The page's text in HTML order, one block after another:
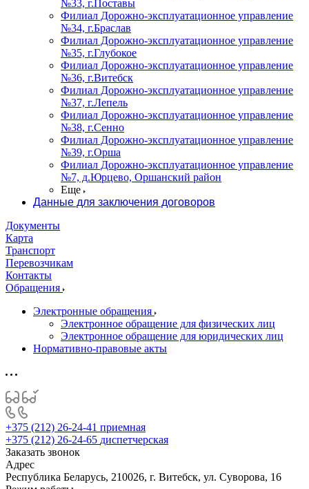
№33, г.Поставы
Филиал Дорожно-эксплуатационное управление
№34, г.Браслав
Филиал Дорожно-эксплуатационное управление
№35, г.Глубокое
Филиал Дорожно-эксплуатационное управление
№36, г.Витебск
Филиал Дорожно-эксплуатационное управление
№37, г.Лепель
Филиал Дорожно-эксплуатационное управление
№38, г.Сенно
Филиал Дорожно-эксплуатационное управление
№39, г.Орша
Филиал Дорожно-эксплуатационное управление
№7, д.Юрцево, Оршанский район
Еще
Данные для заключения договоров
Документы
Карта
Транспорт
Перевозчикам
Контакты
Обращения
Электронные обращения
Электронное обращение для физических лиц
Электронное обращение для юридических лиц
Нормативно-правовые акты
+375 (212) 26-24-41 приемная
+375 (212) 26-24-65 диспетчерская
Заказать звонок
Адрес
Республика Беларусь, 210026, г. Витебск, ул. Суворова, 16